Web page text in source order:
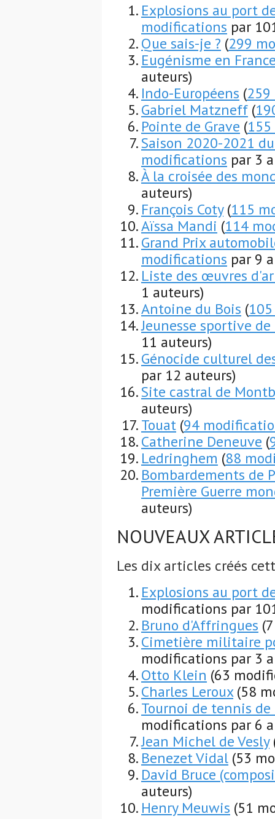
Explosions au port
modifications par
Que sais-je ? (299
Eugénisme en
auteurs)
Indo-Européens (
Gabriel Matzneff (
Pointe de Grave (
Saison 2020-2021
modifications par 3
À la croisée des
auteurs)
François Coty (115
Aïssa Mandi (114
Grand Prix
modifications par 9
Liste des œuvres
1 auteurs)
Antoine du Bois (
Jeunesse sportive
11 auteurs)
Génocide culturel
par 12 auteurs)
Site castral de
auteurs)
Touat (94
Catherine Deneuve (
Ledringhem (88
Bombardements de
Première Guerre
auteurs)
NOUVEAUX
Les dix articles créés
Explosions au port
modifications par
Bruno d'Affringues
Cimetière militaire
modifications par 3
Otto Klein (63
Charles Leroux (58
Tournoi de tennis de
modifications par 6
Jean Michel de Vesly
Benezet Vidal (53
David Bruce
auteurs)
Henry Meuwis (51